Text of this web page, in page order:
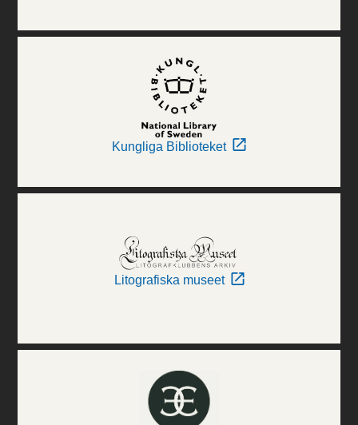
Kungliga Biblioteket
Litografiska museet